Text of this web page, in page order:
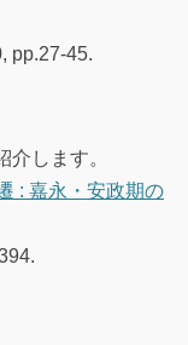
pp.27-45.
します。
: 嘉永・安政期の